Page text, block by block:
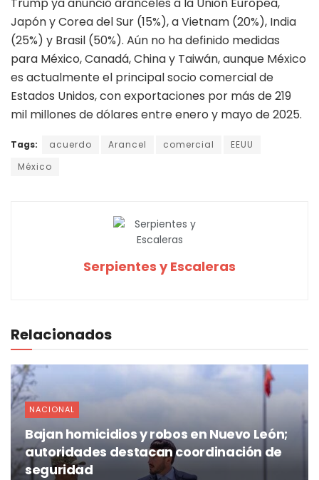
Japón y Corea del Sur (15%), a Vietnam (20%), India
(25%) y Brasil (50%). Aún no ha definido medidas
para México, Canadá, China y Taiwán, aunque México
es actualmente el principal socio comercial de
Estados Unidos, con exportaciones por más de 219
mil millones de dólares entre enero y mayo de 2025.
Tags: acuerdo Arancel comercial
EEUU
México
Serpientes y Escaleras
Relacionados
NACIONAL
Bajan homicidios y robos en Nuevo León;
autoridades destacan coordinación de
seguridad